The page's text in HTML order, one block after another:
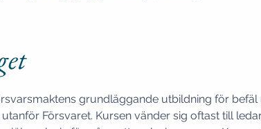
grundläggande utbildning för
Försvaret. Kursen vänder sig oftast till